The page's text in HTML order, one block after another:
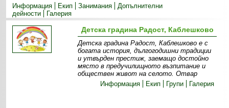
Информация
Екип Занимания
Допълнителни
дейности
Галерия
Детска градина Радост, Каблешково
Детска градина Радост, Каблешково е с
богата история, дългогодишни традиции
и утвърден престиж, заемащо достойно
място в предучилищното възпитание и
обществен живот на селото. Отвар
Информация
Екип Групи Галерия